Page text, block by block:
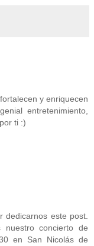
y enriquecen
entretenimiento,
ti :)
dedicarnos este post.
nuestro concierto de
en San Nicolás de